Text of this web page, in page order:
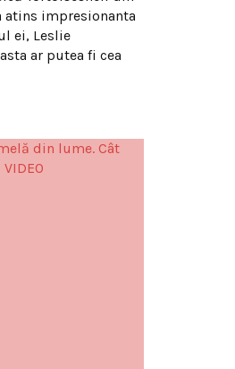
atins impresionanta
ei, Leslie
ar putea fi cea